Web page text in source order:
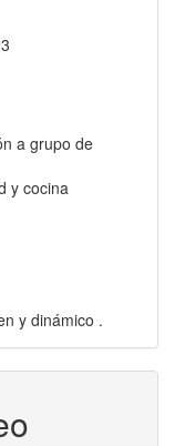
a grupo de
y cocina
y dinámico .